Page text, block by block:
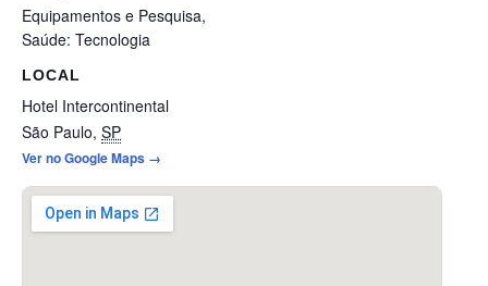
Equipamentos e Pesquisa,
Saúde: Tecnologia
LOCAL
Hotel Intercontinental
São Paulo, SP
Ver no Google Maps →